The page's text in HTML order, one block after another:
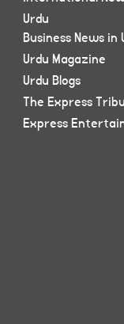
Urdu
Business News in
Urdu Magazine
Urdu Blogs
The Express
Express